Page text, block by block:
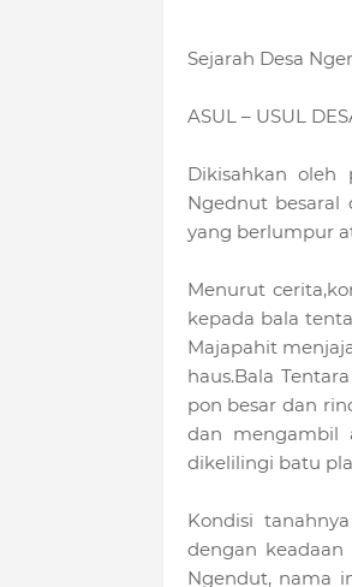
Sejarah Desa
ASUL – USUL
Dikisahkan oleh
Ngednut
yang berlumpur
Menurut
kepada bala
Majapahit
haus.Bala
pon besar dan
dan mengambil
dikelilingi batu
Kondisi
dengan
Ngendut, nama